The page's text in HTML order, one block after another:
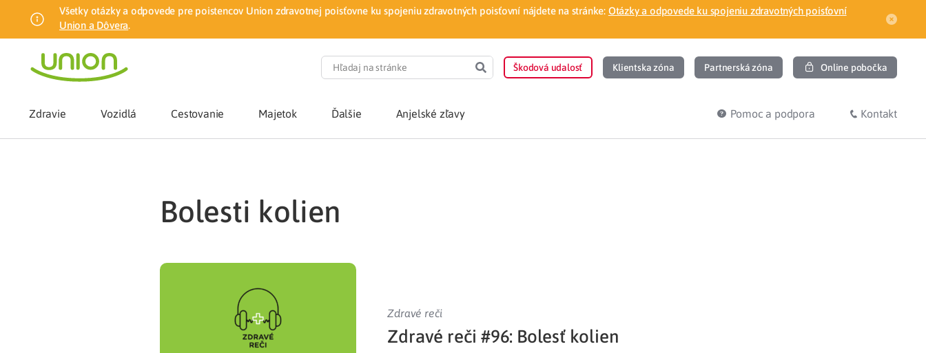
Všetky otázky a odpovede pre poistencov Union zdravotnej poisťovne ku spojeniu zdravotných poisťovní nájdete na stránke: Otázky a odpovede ku spojeniu zdravotných poisťovní
Union a Dôvera.
Škodová udalosť Klientska zóna Partnerská zóna Online pobočka
Zdravie
Zmena zdravotnej poisťovne
Poistenie novorodenca v pohodlí domova
Zdravotné poistenie pre cudzincov Liečba v zahraničí
Vozidlá Cestovanie Majetok Ďalšie Anjelské zľavy Pomoc a podpora Kontakt
bolesti kolien
Zdravé reči
Zdravé reči #96: Bolesť kolien